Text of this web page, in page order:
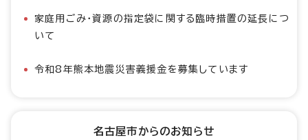
家庭用ごみ・資源の指定袋に関する臨時措置の延長につ
いて
令和8年熊本地震災害義援金を募集しています
名古屋市からのお知らせ